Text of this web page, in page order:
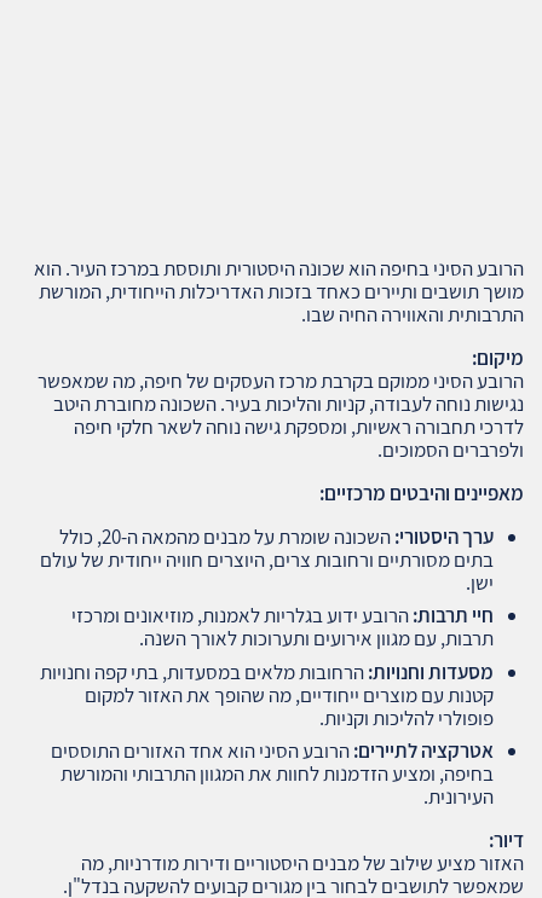
הרובע הסיני בחיפה הוא שכונה היסטורית ותוססת במרכז העיר. הוא
מושך תושבים ותיירים כאחד בזכות האדריכלות הייחודית, המורשת
התרבותית והאווירה החיה שבו.
מיקום:
הרובע הסיני ממוקם בקרבת מרכז העסקים של חיפה, מה שמאפשר
נגישות נוחה לעבודה, קניות והליכות בעיר. השכונה מחוברת היטב
לדרכי תחבורה ראשיות, ומספקת גישה נוחה לשאר חלקי חיפה
ולפרברים הסמוכים.
מאפיינים והיבטים מרכזיים:
ערך היסטורי:
השכונה שומרת על מבנים מהמאה ה-20, כולל
בתים מסורתיים ורחובות צרים, היוצרים חוויה ייחודית של עולם
ישן.
חיי תרבות:הרובע ידוע בגלריות לאמנות, מוזיאונים ומרכזי
תרבות, עם מגוון אירועים ותערוכות לאורך השנה.
מסעדות וחנויות:הרחובות מלאים במסעדות, בתי קפה וחנויות
קטנות עם מוצרים ייחודיים, מה שהופך את האזור למקום
פופולרי להליכות וקניות.
אטרקציה לתיירים:הרובע הסיני הוא אחד האזורים התוססים
בחיפה, ומציע הזדמנות לחוות את המגוון התרבותי והמורשת
העירונית.
דיור:
האזור מציע שילוב של מבנים היסטוריים ודירות מודרניות, מה
שמאפשר לתושבים לבחור בין מגורים קבועים להשקעה בנדל"ן.